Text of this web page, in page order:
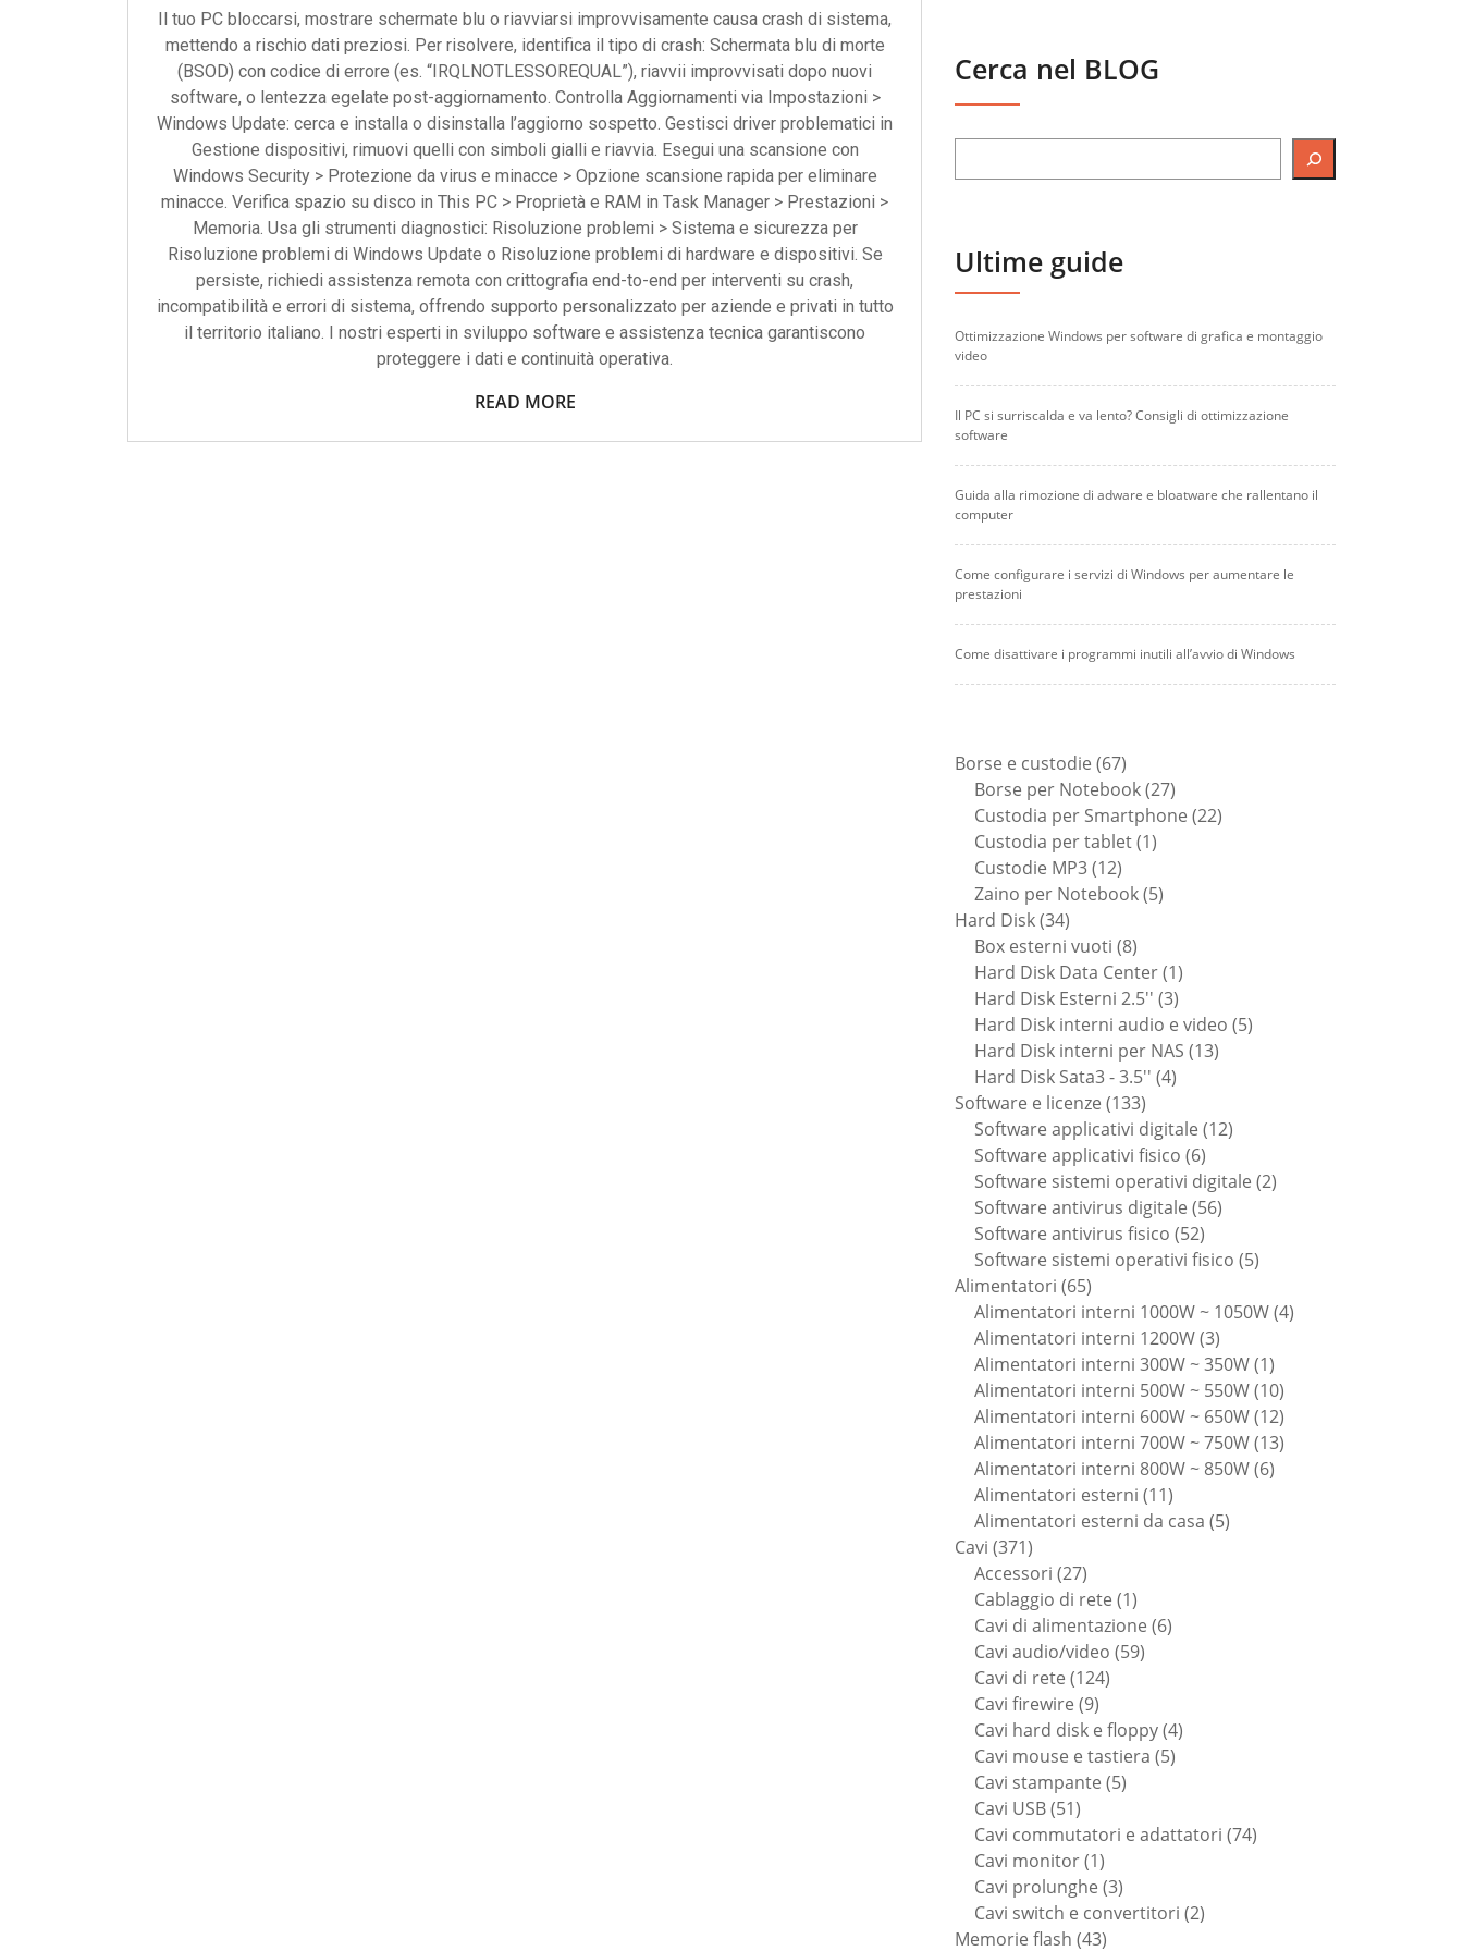
Il tuo PC bloccarsi, mostrare schermate blu o riavviarsi improvvisamente causa crash di sistema,
mettendo a rischio dati preziosi. Per risolvere, identifica il tipo di crash: Schermata blu di morte
(BSOD) con codice di errore (es. “IRQLNOTLESSOREQUAL”), riavvii improvvisati dopo nuovi
software, o lentezza egelate post-aggiornamento. Controlla Aggiornamenti via Impostazioni >
Windows Update: cerca e installa o disinstalla l’aggiorno sospetto. Gestisci driver problematici in
Gestione dispositivi, rimuovi quelli con simboli gialli e riavvia. Esegui una scansione con
Windows Security > Protezione da virus e minacce > Opzione scansione rapida per eliminare
minacce. Verifica spazio su disco in This PC > Proprietà e RAM in Task Manager > Prestazioni >
Memoria. Usa gli strumenti diagnostici: Risoluzione problemi > Sistema e sicurezza per
Risoluzione problemi di Windows Update o Risoluzione problemi di hardware e dispositivi. Se
persiste, richiedi assistenza remota con crittografia end-to-end per interventi su crash,
incompatibilità e errori di sistema, offrendo supporto personalizzato per aziende e privati in tutto
il territorio italiano. I nostri esperti in sviluppo software e assistenza tecnica garantiscono
proteggere i dati e continuità operativa.
READ MORE
Cerca nel BLOG
Ultime guide
Ottimizzazione Windows per software di grafica e montaggio
video
Il PC si surriscalda e va lento? Consigli di ottimizzazione
software
Guida alla rimozione di adware e bloatware che rallentano il
computer
Come configurare i servizi di Windows per aumentare le
prestazioni
Come disattivare i programmi inutili all’avvio di Windows
Borse e custodie 6767
prodotti
Borse per Notebook 2727
prodotti
Custodia per Smartphone 2222
Custodia per tablet 11
Custodie MP3 1212
prodotti
Zaino per Notebook 55
Hard Disk 3434
prodotti
Box esterni vuoti 88
prodotti
Hard Disk Data Center 11
prodotto
Hard Disk Esterni 2.5'' 33
prodotti
Hard Disk interni audio e video 55
Hard Disk interni per NAS 1313
Hard Disk Sata3 - 3.5'' 44
Software e licenze 133133
prodotti
Software applicativi digitale 1212
Software applicativi fisico 66
prodotti
Software sistemi operativi digitale 22
Software antivirus digitale 5656
Software antivirus fisico 5252
prodotti
Software sistemi operativi fisico 55
Alimentatori 6565
prodotti
Alimentatori interni 1000W ~ 1050W 44
Alimentatori interni 1200W 33
prodotti
Alimentatori interni 300W ~ 350W 11
prodotto
Alimentatori interni 500W ~ 550W 1010
prodotti
Alimentatori interni 600W ~ 650W 1212
prodotti
Alimentatori interni 700W ~ 750W 1313
Alimentatori interni 800W ~ 850W 66
Alimentatori esterni 1111
prodotti
Alimentatori esterni da casa 55
Cavi 371371
prodotti
Accessori 2727
prodotti
Cablaggio di rete 11
prodotto
Cavi di alimentazione 66
Cavi audio/video 5959
Cavi di rete 124124
Cavi firewire 99
prodotti
Cavi hard disk e floppy 44
Cavi mouse e tastiera 55
Cavi stampante 55
Cavi USB 5151
prodotti
Cavi commutatori e adattatori 7474
Cavi monitor 11
prodotto
Cavi prolunghe 33
prodotti
Cavi switch e convertitori 22
Memorie flash 4343